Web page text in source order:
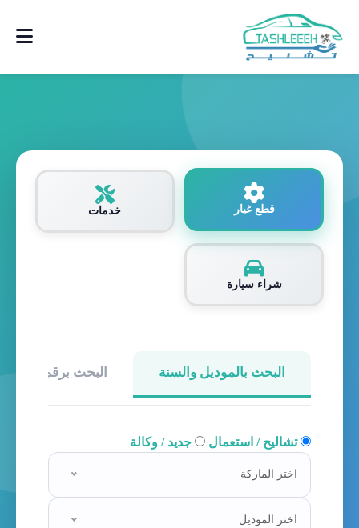
قطع غيار خدمات
شراء سيارة
البحث بالموديل والسنة البحث برقم الهيكل
تشاليح / استعمال جديد / وكالة
اختر الماركة
اختر الموديل